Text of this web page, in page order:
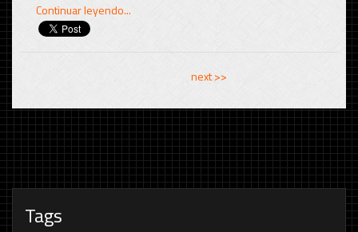
Continuar leyendo...
next >>
Tags